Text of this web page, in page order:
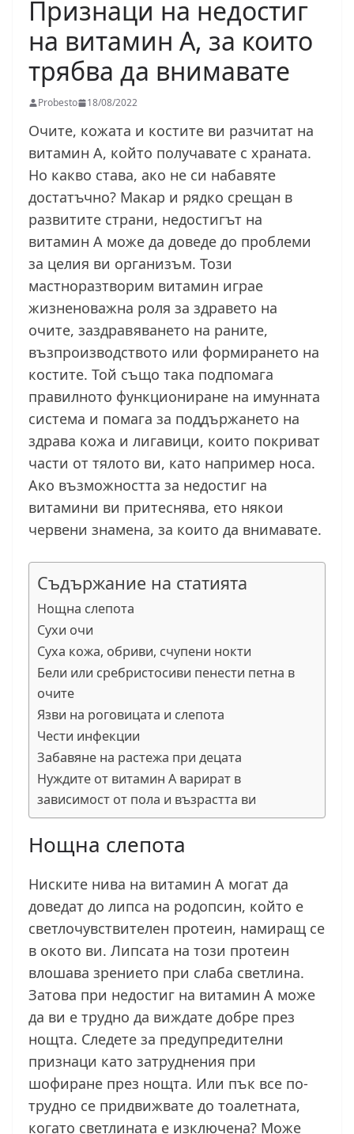
Признаци на недостиг
на витамин А, за които
трябва да внимавате
Probesto 18/08/2022
Очите, кожата и костите ви разчитат на
витамин А, който получавате с храната.
Но какво става, ако не си набавяте
достатъчно? Макар и рядко срещан в
развитите страни, недостигът на
витамин А може да доведе до проблеми
за целия ви организъм. Този
мастноразтворим витамин играе
жизненоважна роля за здравето на
очите, заздравяването на раните,
възпроизводството или формирането на
костите. Той също така подпомага
правилното функциониране на имунната
система и помага за поддържането на
здрава кожа и лигавици, които покриват
части от тялото ви, като например носа.
Ако възможността за недостиг на
витамини ви притеснява, ето някои
червени знамена, за които да внимавате.
Съдържание на статията
Нощна слепота
Сухи очи
Суха кожа, обриви, счупени нокти
Бели или сребристосиви пенести петна в
очите
Язви на роговицата и слепота
Чести инфекции
Забавяне на растежа при децата
Нуждите от витамин А варират в
зависимост от пола и възрастта ви
Нощна слепота
Ниските нива на витамин А могат да
доведат до липса на родопсин, който е
светлочувствителен протеин, намиращ се
в окото ви. Липсата на този протеин
влошава зрението при слаба светлина.
Затова при недостиг на витамин А може
да ви е трудно да виждате добре през
нощта. Следете за предупредителни
признаци като затруднения при
шофиране през нощта. Или пък все по-
трудно се придвижвате до тоалетната,
когато светлината е изключена? Може